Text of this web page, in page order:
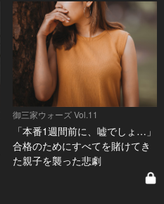
御三家ウォーズ Vol.11
「本番1週間前に、嘘でしょ…」
合格のためにすべてを賭けてき
た親子を襲った悲劇